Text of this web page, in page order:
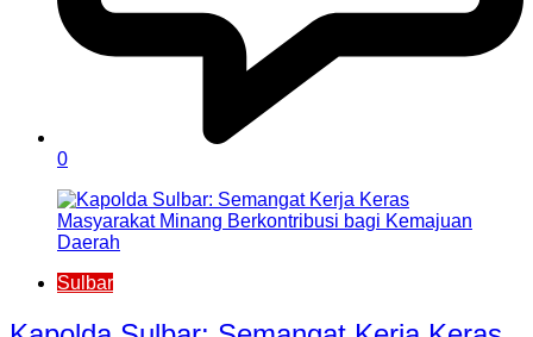
0
Sulbar